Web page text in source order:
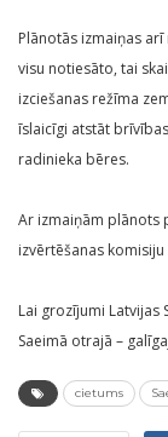
Plānotās izmaiņas
visu notiesāto, tai
izciešanas režīma
īslaicīgi atstāt
radinieka bēres.
Ar izmaiņām plānots
izvērtēšanas
Lai grozījumi Latvijas
Saeimā otrajā –
cietums